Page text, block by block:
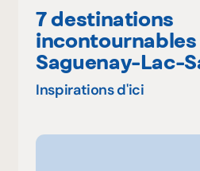
7 destinations
incontournables
Saguenay-Lac-
Inspirations d'ici